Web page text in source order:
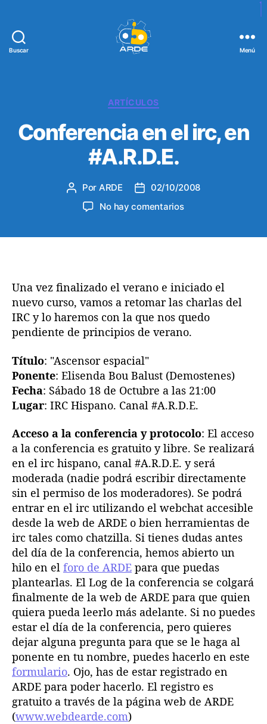
Buscar
d
e
A
R
D
E
Menú
C
t
e
g
o
í
a
ARTÍCULOS
Conferencia en el irc, en
#A.R.D.E.
A
r
a
e
n
t
a
d
Por ARDE
F
c
a
a
e
n
t
a
d
a
02/10/2008
No hay comentariose
e
n
c
e
n
e
c
,
e
n
#
A
.
R
.
D
.
E
.
Una vez finalizado el verano e iniciado el
nuevo curso, vamos a retomar las charlas del
IRC y lo haremos con la que nos quedo
pendiente de principios de verano.
Título: "Ascensor espacial"
Ponente: Elisenda Bou Balust (Demostenes)
Fecha: Sábado 18 de Octubre a las 21:00
Lugar: IRC Hispano. Canal #A.R.D.E.
Acceso a la conferencia y protocolo: El acceso
a la conferencia es gratuito y libre. Se realizará
en el irc hispano, canal #A.R.D.E. y será
moderada (nadie podrá escribir directamente
sin el permiso de los moderadores). Se podrá
entrar en el irc utilizando el webchat accesible
desde la web de ARDE o bien herramientas de
irc tales como chatzilla. Si tienes dudas antes
del día de la conferencia, hemos abierto un
hilo en el foro de ARDE para que puedas
plantearlas. El Log de la conferencia se colgará
finalmente de la web de ARDE para que quien
quiera pueda leerlo más adelante. Si no puedes
estar el día de la conferencia, pero quieres
dejar alguna pregunta para que se le haga al
ponente en tu nombre, puedes hacerlo en este
formulario. Ojo, has de estar registrado en
ARDE para poder hacerlo. El registro es
gratuito a través de la página web de ARDE
(www.webdearde.com)